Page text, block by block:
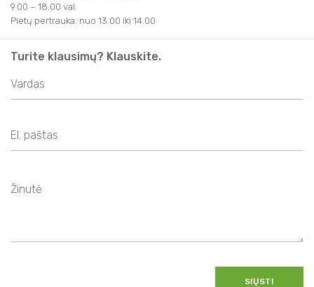
9.00 – 18.00 val.
Pietų pertrauka: nuo 13.00 iki 14.00
Turite klausimų? Klauskite.